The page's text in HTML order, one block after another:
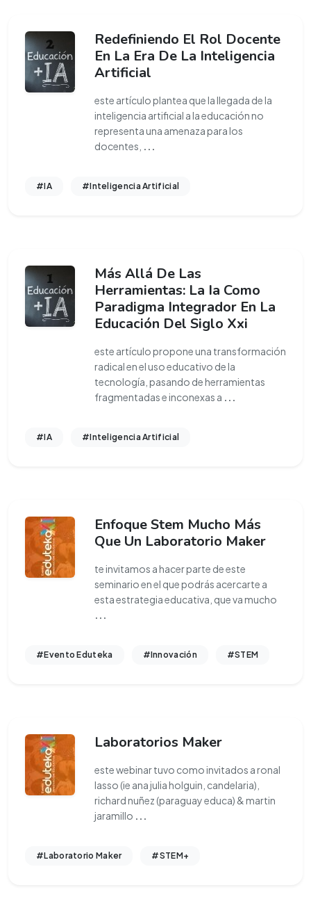
Redefiniendo El Rol Docente
En La Era De La Inteligencia
Artificial
este artículo plantea que la llegada de la
inteligencia artificial a la educación no
representa una amenaza para los
docentes, ...
#IA #Inteligencia Artificial
Más Allá De Las
Herramientas: La Ia Como
Paradigma Integrador En La
Educación Del Siglo Xxi
este artículo propone una transformación
radical en el uso educativo de la
tecnología, pasando de herramientas
fragmentadas e inconexas a ...
#IA #Inteligencia Artificial
Enfoque Stem Mucho Más
Que Un Laboratorio Maker
te invitamos a hacer parte de este
seminario en el que podrás acercarte a
esta estrategia educativa, que va mucho
...
#Evento Eduteka #Innovación #STEM
Laboratorios Maker
este webinar tuvo como invitados a ronal
lasso (ie ana julia holguin, candelaria),
richard nuñez (paraguay educa) & martin
jaramillo ...
#Laboratorio Maker #STEM+